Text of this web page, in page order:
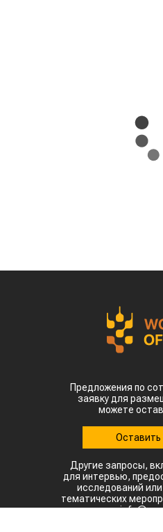
Предложения по
заявку для
можете
Оставить
Другие запросы,
для интервью,
исследований
тематических
на: